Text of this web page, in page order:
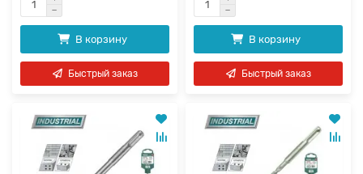
В корзину
Быстрый заказ
В корзину
Быстрый заказ